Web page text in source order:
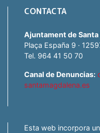
CONTACTA
Ajuntament de
Plaça España 9 ·
Tel. 964 41 50 70
Canal de Denuncias:
santamagdalena.es
Esta web incorpora